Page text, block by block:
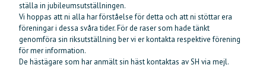
ställa in jubileumsutställningen.
Vi hoppas att ni alla har förståelse för detta och att ni stöttar era
föreningar i dessa svåra tider. För de raser som hade tänkt
genomföra sin riksutställning ber vi er kontakta respektive förening
för mer information.
De hästägare som har anmält sin häst kontaktas av SH via mejl.